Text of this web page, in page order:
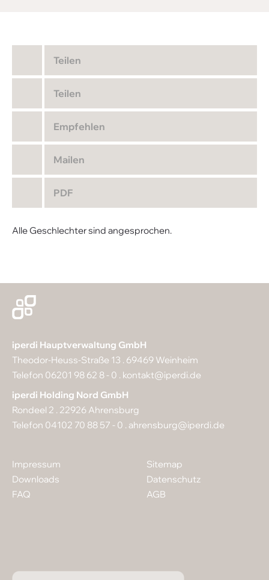
Teilen
Teilen
Empfehlen
Mailen
PDF
Alle Geschlechter sind angesprochen.
iperdi Hauptverwaltung GmbH
Theodor-Heuss-Straße 13 . 69469 Weinheim
Telefon 06201 98 62 8 - 0 . kontakt@iperdi.de
iperdi Holding Nord GmbH
Rondeel 2 . 22926 Ahrensburg
Telefon 04102 70 88 57 - 0 . ahrensburg@iperdi.de
Impressum
Downloads
FAQ
Sitemap
Datenschutz
AGB